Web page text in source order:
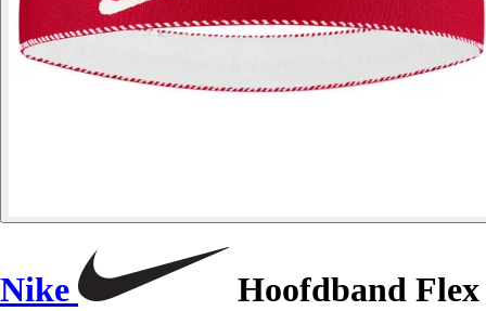
Nike
Hoofdband Flex